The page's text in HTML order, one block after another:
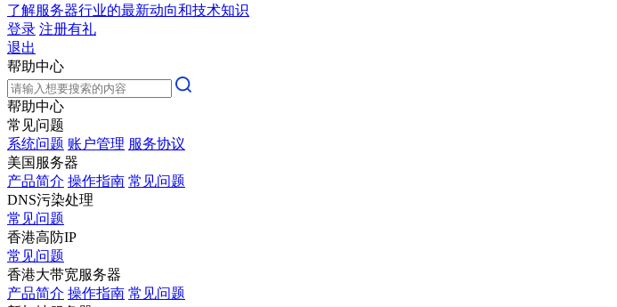
了解服务器行业的最新动向和技术知识
登录 注册有礼
退出
帮助中心
帮助中心
常见问题
系统问题 账户管理 服务协议
美国服务器
产品简介 操作指南 常见问题
DNS污染处理
常见问题
香港高防IP
常见问题
香港大带宽服务器
产品简介 操作指南 常见问题